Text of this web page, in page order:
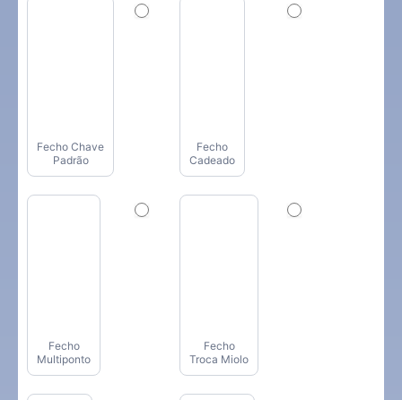
Fecho Chave
Padrão
Fecho
Cadeado
Fecho
Multiponto
Fecho
Troca Miolo